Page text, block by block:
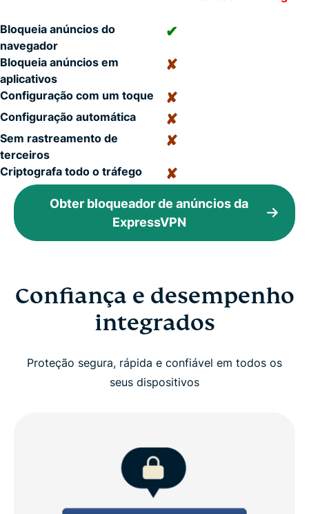
Bloqueia anúncios do
navegador
✔
Bloqueia anúncios em
aplicativos
✘
Configuração com um toque ✘
Configuração automática ✘
Sem rastreamento de
terceiros
✘
Criptografa todo o tráfego ✘
Obter bloqueador de anúncios da
ExpressVPN
Confiança e desempenho
integrados
Proteção segura, rápida e confiável em todos os
seus dispositivos